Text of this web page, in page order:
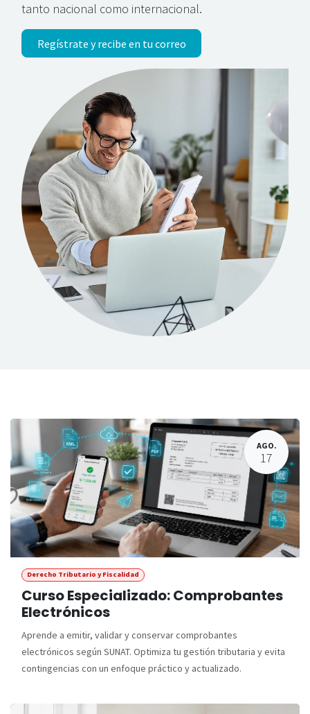
tanto nacional como internacional.
Regístrate y recibe en tu correo
AGO.
17
Derecho Tributario y Fiscalidad
Curso Especializado: Comprobantes
Electrónicos
Aprende a emitir, validar y conservar comprobantes
electrónicos según SUNAT. Optimiza tu gestión tributaria y evita
contingencias con un enfoque práctico y actualizado.